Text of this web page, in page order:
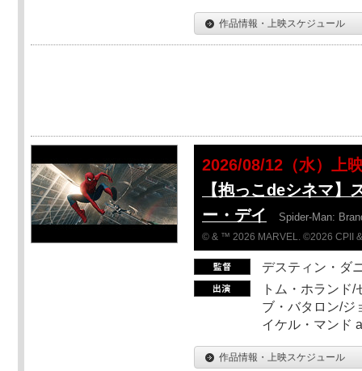
作品情報・上映スケジュール
2026/08/12（水）上
【抱っこdeシネマ】
ー・デイ
Spider-Man:
© & ™ 2026 MARVEL. ©2026 CPII
デスティン・ダ
トム・ホランド
ブ・バタロン/ジ
イケル・マンド
作品情報・上映スケジュール